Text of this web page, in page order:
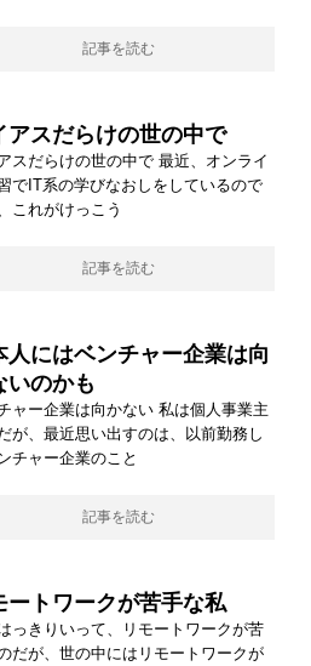
記事を読む
アスだらけの世の中で
スだらけの世の中で 最近、オンライ
でIT系の学びなおしをしているので
これがけっこう
記事を読む
人にはベンチャー企業は向
いのかも
ャー企業は向かない 私は個人事業主
が、最近思い出すのは、以前勤務し
チャー企業のこと
記事を読む
ートワークが苦手な私
っきりいって、リモートワークが苦
だが、世の中にはリモートワークが